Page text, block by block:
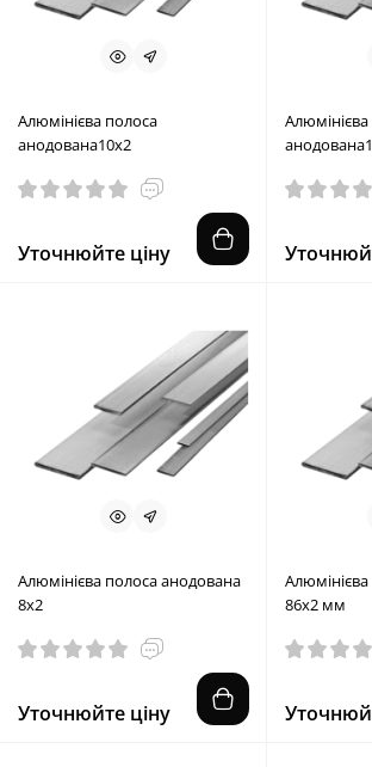
Алюмінієва полоса
анодована10х2
Уточнюйте ціну
Алюмінієва полоса анодована
8х2
Уточнюйте ціну
86х2 мм